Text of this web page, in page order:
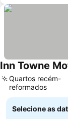
Inn Towne
Quartos recém-
reformados
Selecione as